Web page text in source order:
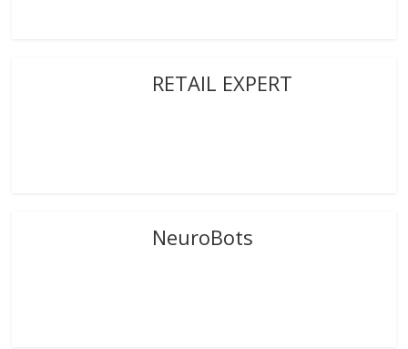
RETAIL EXPERT
NeuroBots